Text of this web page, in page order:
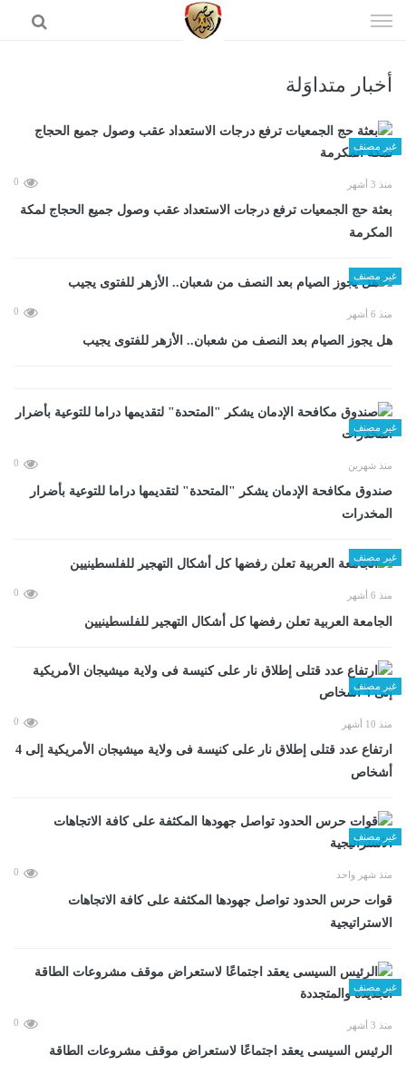
الى
أخبار متداوَلة
غير مصنف
منذ 3 أشهر 0
بعثة حج الجمعيات ترفع درجات الاستعداد عقب وصول جميع الحجاج لمكة
المكرمة
غير مصنف
منذ 6 أشهر 0
هل يجوز الصيام بعد النصف من شعبان.. الأزهر للفتوى يجيب
غير مصنف
منذ شهرين 0
صندوق مكافحة الإدمان يشكر "المتحدة" لتقديمها دراما للتوعية بأضرار
المخدرات
غير مصنف
منذ 6 أشهر 0
الجامعة العربية تعلن رفضها كل أشكال التهجير للفلسطينيين
غير مصنف
منذ 10 أشهر 0
ارتفاع عدد قتلى إطلاق نار على كنيسة فى ولاية ميشيجان الأمريكية إلى 4
أشخاص
غير مصنف
منذ شهر واحد 0
قوات حرس الحدود تواصل جهودها المكثفة على كافة الاتجاهات
الاستراتيجية
غير مصنف
منذ 3 أشهر 0
الرئيس السيسى يعقد اجتماعًا لاستعراض موقف مشروعات الطاقة